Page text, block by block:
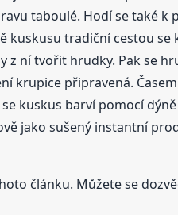
taboulé. Hodí se také
kuskusu tradiční cestou
z ní tvořit hrudky. Pak se
krupice připravená.
kuskus barví pomocí
jako sušený instantní
článku. Můžete se